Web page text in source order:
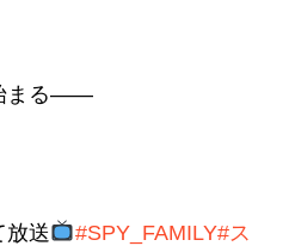
まる――
放送
#SPY_FAMILY#ス